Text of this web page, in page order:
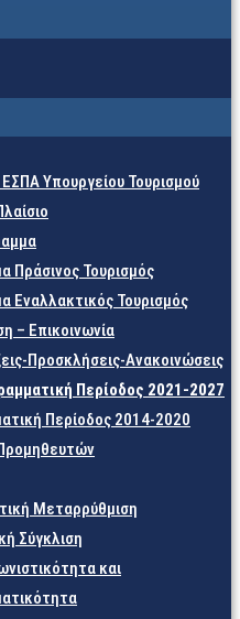
Υπουργείου Τουρισμού
Πράσινος Τουρισμός
Εναλλακτικός Τουρισμός
– Επικοινωνία
Προσκλήσεις-Ανακοινώσεις
Περίοδος 2021-2027
Περίοδος 2014-2020
Μεταρρύθμιση
Σύγκλιση
και